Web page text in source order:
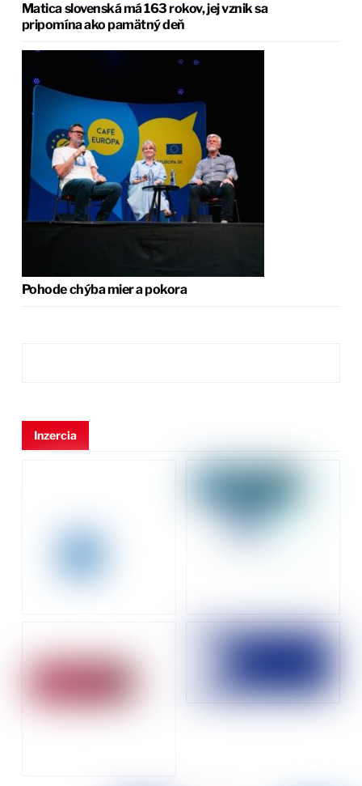
Matica slovenská má 163 rokov, jej vznik sa
pripomína ako pamätný deň
Pohode chýba mier a pokora
Inzercia